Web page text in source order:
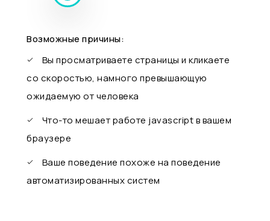
Возможные причины:
Вы просматриваете страницы и кликаете
со скоростью, намного превышающую
ожидаемую от человека
Что-то мешает работе javascript в вашем
браузере
Ваше поведение похоже на поведение
автоматизированных систем